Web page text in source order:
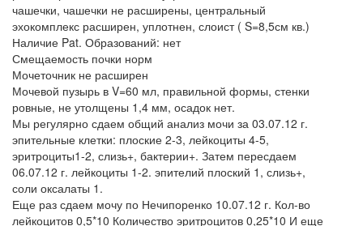
чашечки, чашечки не расширены, центральный
эхокомплекс расширен, уплотнен, слоист ( S=8,5см кв.)
Наличие Pat. Образований: нет
Смещаемость почки норм
Мочеточник не расширен
Мочевой пузырь в V=60 мл, правильной формы, стенки
ровные, не утолщены 1,4 мм, осадок нет.
Мы регулярно сдаем общий анализ мочи за 03.07.12 г.
эпительные клетки: плоские 2-3, лейкоциты 4-5,
эритроциты1-2, слизь+, бактерии+. Затем пересдаем
06.07.12 г. лейкоциты 1-2. эпителий плоский 1, слизь+,
соли оксалаты 1.
Еще раз сдаем мочу по Нечипоренко 10.07.12 г. Кол-во
лейкоцитов 0,5*10 Количество эритроцитов 0,25*10 И еще